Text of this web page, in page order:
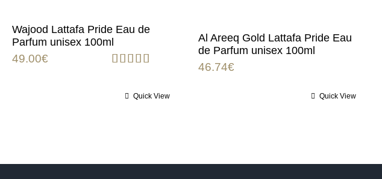
Wajood Lattafa Pride Eau de
Parfum unisex 100ml
49.00€
Quick View
Al Areeq Gold Lattafa Pride Eau
de Parfum unisex 100ml
46.74€
Quick View